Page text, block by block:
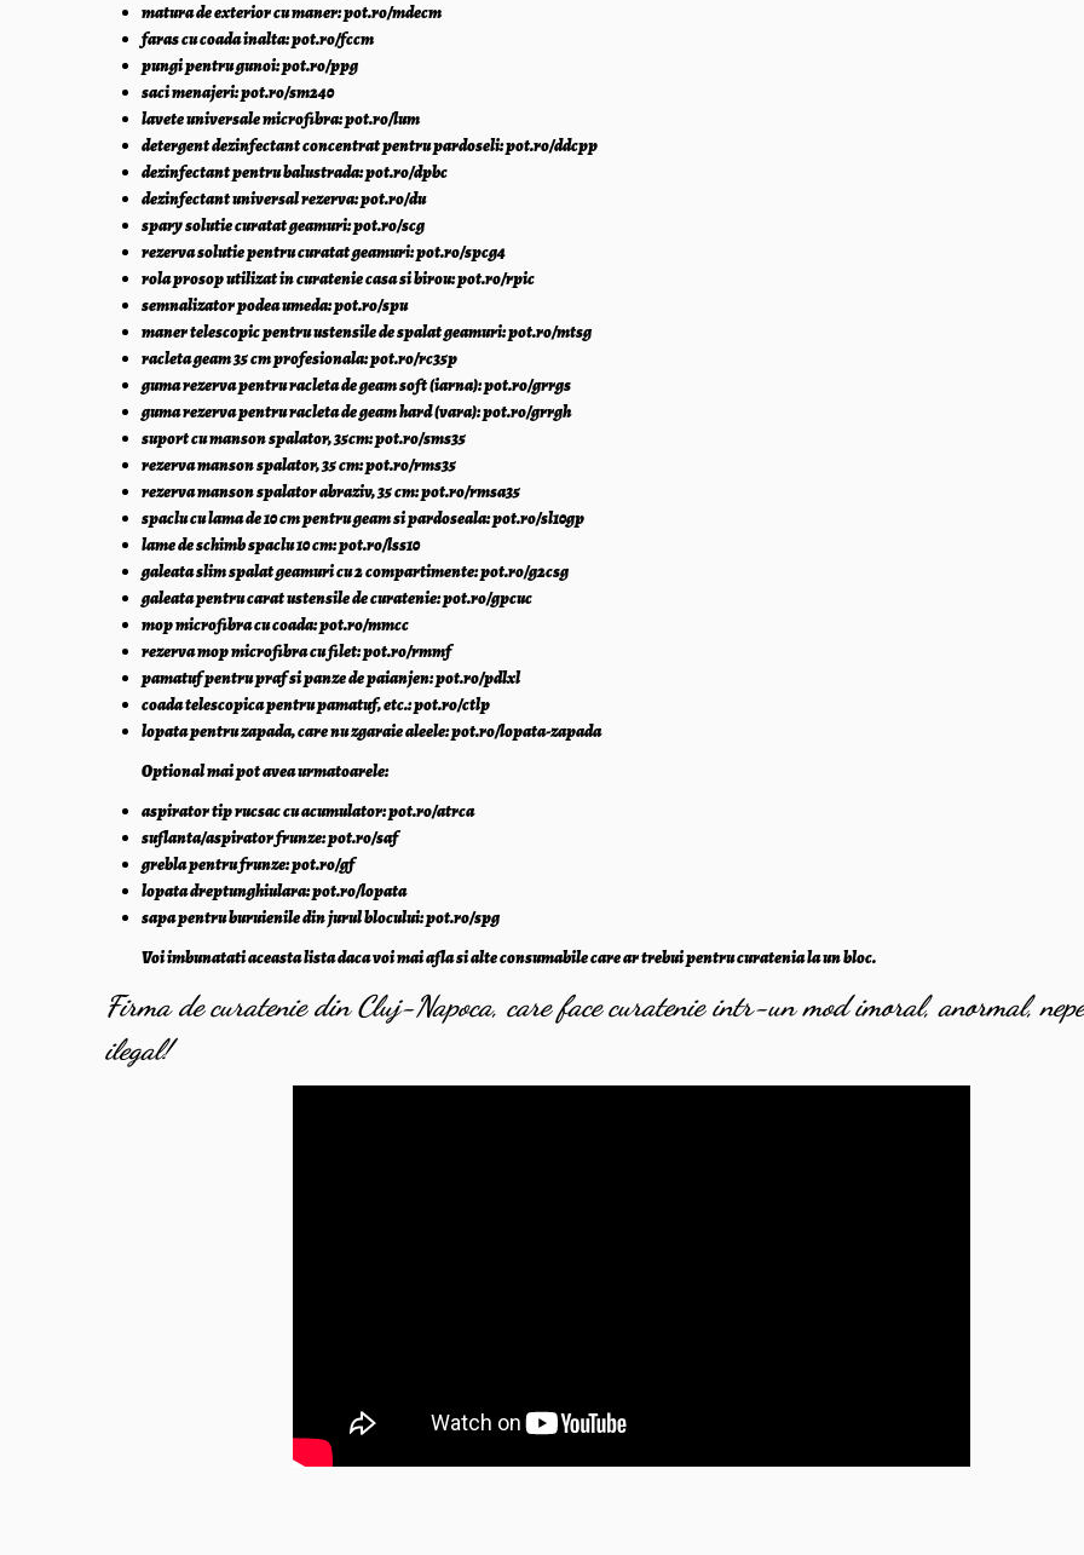
matura de exterior cu maner: pot.ro/mdecm
faras cu coada inalta: pot.ro/fccm
pungi pentru gunoi: pot.ro/ppg
saci menajeri: pot.ro/sm240
lavete universale microfibra: pot.ro/lum
detergent dezinfectant concentrat pentru pardoseli: pot.ro/ddcpp
dezinfectant pentru balustrada: pot.ro/dpbc
dezinfectant universal rezerva: pot.ro/du
spary solutie curatat geamuri: pot.ro/scg
rezerva solutie pentru curatat geamuri: pot.ro/spcg4
rola prosop utilizat in curatenie casa si birou: pot.ro/rpic
semnalizator podea umeda: pot.ro/spu
maner telescopic pentru ustensile de spalat geamuri: pot.ro/mtsg
racleta geam 35 cm profesionala: pot.ro/rc35p
guma rezerva pentru racleta de geam soft (iarna): pot.ro/grrgs
guma rezerva pentru racleta de geam hard (vara): pot.ro/grrgh
suport cu manson spalator, 35cm: pot.ro/sms35
rezerva manson spalator, 35 cm: pot.ro/rms35
rezerva manson spalator abraziv, 35 cm: pot.ro/rmsa35
spaclu cu lama de 10 cm pentru geam si pardoseala: pot.ro/sl10gp
lame de schimb spaclu 10 cm: pot.ro/lss10
galeata slim spalat geamuri cu 2 compartimente: pot.ro/g2csg
galeata pentru carat ustensile de curatenie: pot.ro/gpcuc
mop microfibra cu coada: pot.ro/mmcc
rezerva mop microfibra cu filet: pot.ro/rmmf
pamatuf pentru praf si panze de paianjen: pot.ro/pdlxl
coada telescopica pentru pamatuf, etc.: pot.ro/ctlp
lopata pentru zapada, care nu zgaraie aleele: pot.ro/lopata-zapada
Optional mai pot avea urmatoarele:
aspirator tip rucsac cu acumulator: pot.ro/atrca
suflanta/aspirator frunze: pot.ro/saf
grebla pentru frunze: pot.ro/gf
lopata dreptunghiulara: pot.ro/lopata
sapa pentru buruienile din jurul blocului: pot.ro/spg
Voi imbunatati aceasta lista daca voi mai afla si alte consumabile care ar trebui pentru curatenia la un bloc.
Firma de curatenie din Cluj-Napoca, care face curatenie intr-un mod imoral, anormal,
ilegal!